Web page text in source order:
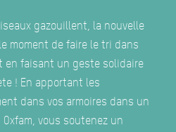
gazouillent, la nouvelle
moment de faire le tri dans
en faisant un geste solidaire
! En apportant les
dans vos armoires dans un
vous soutenez un